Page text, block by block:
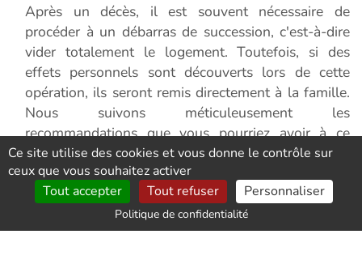
Après un décès, il est souvent nécessaire de
procéder à un débarras de succession, c'est-à-dire
vider totalement le logement. Toutefois, si des
effets personnels sont découverts lors de cette
opération, ils seront remis directement à la famille.
Nous suivons méticuleusement les
recommandations que vous pourriez avoir à ce
sujet, car nous comprenons que vider une
habitation à Moustoir-Ac nécessite du temps et de
la logistique.
La préparation d'une vente immobilière : vider le
Ce site utilise des cookies et vous donne le contrôle sur
ceux que vous souhaitez activer
Tout accepter
Tout refuser Personnaliser
Politique de confidentialité